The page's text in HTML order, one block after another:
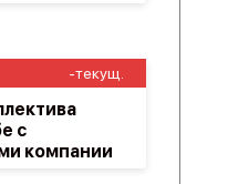
-текущ.
с
компании